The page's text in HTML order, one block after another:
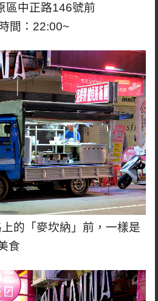
區中正路146號前
間：22:00~
的「麥坎納」前，一樣是
食